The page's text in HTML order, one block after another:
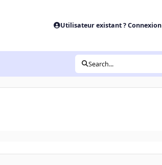
Utilisateur existant ? Connexion
Search...